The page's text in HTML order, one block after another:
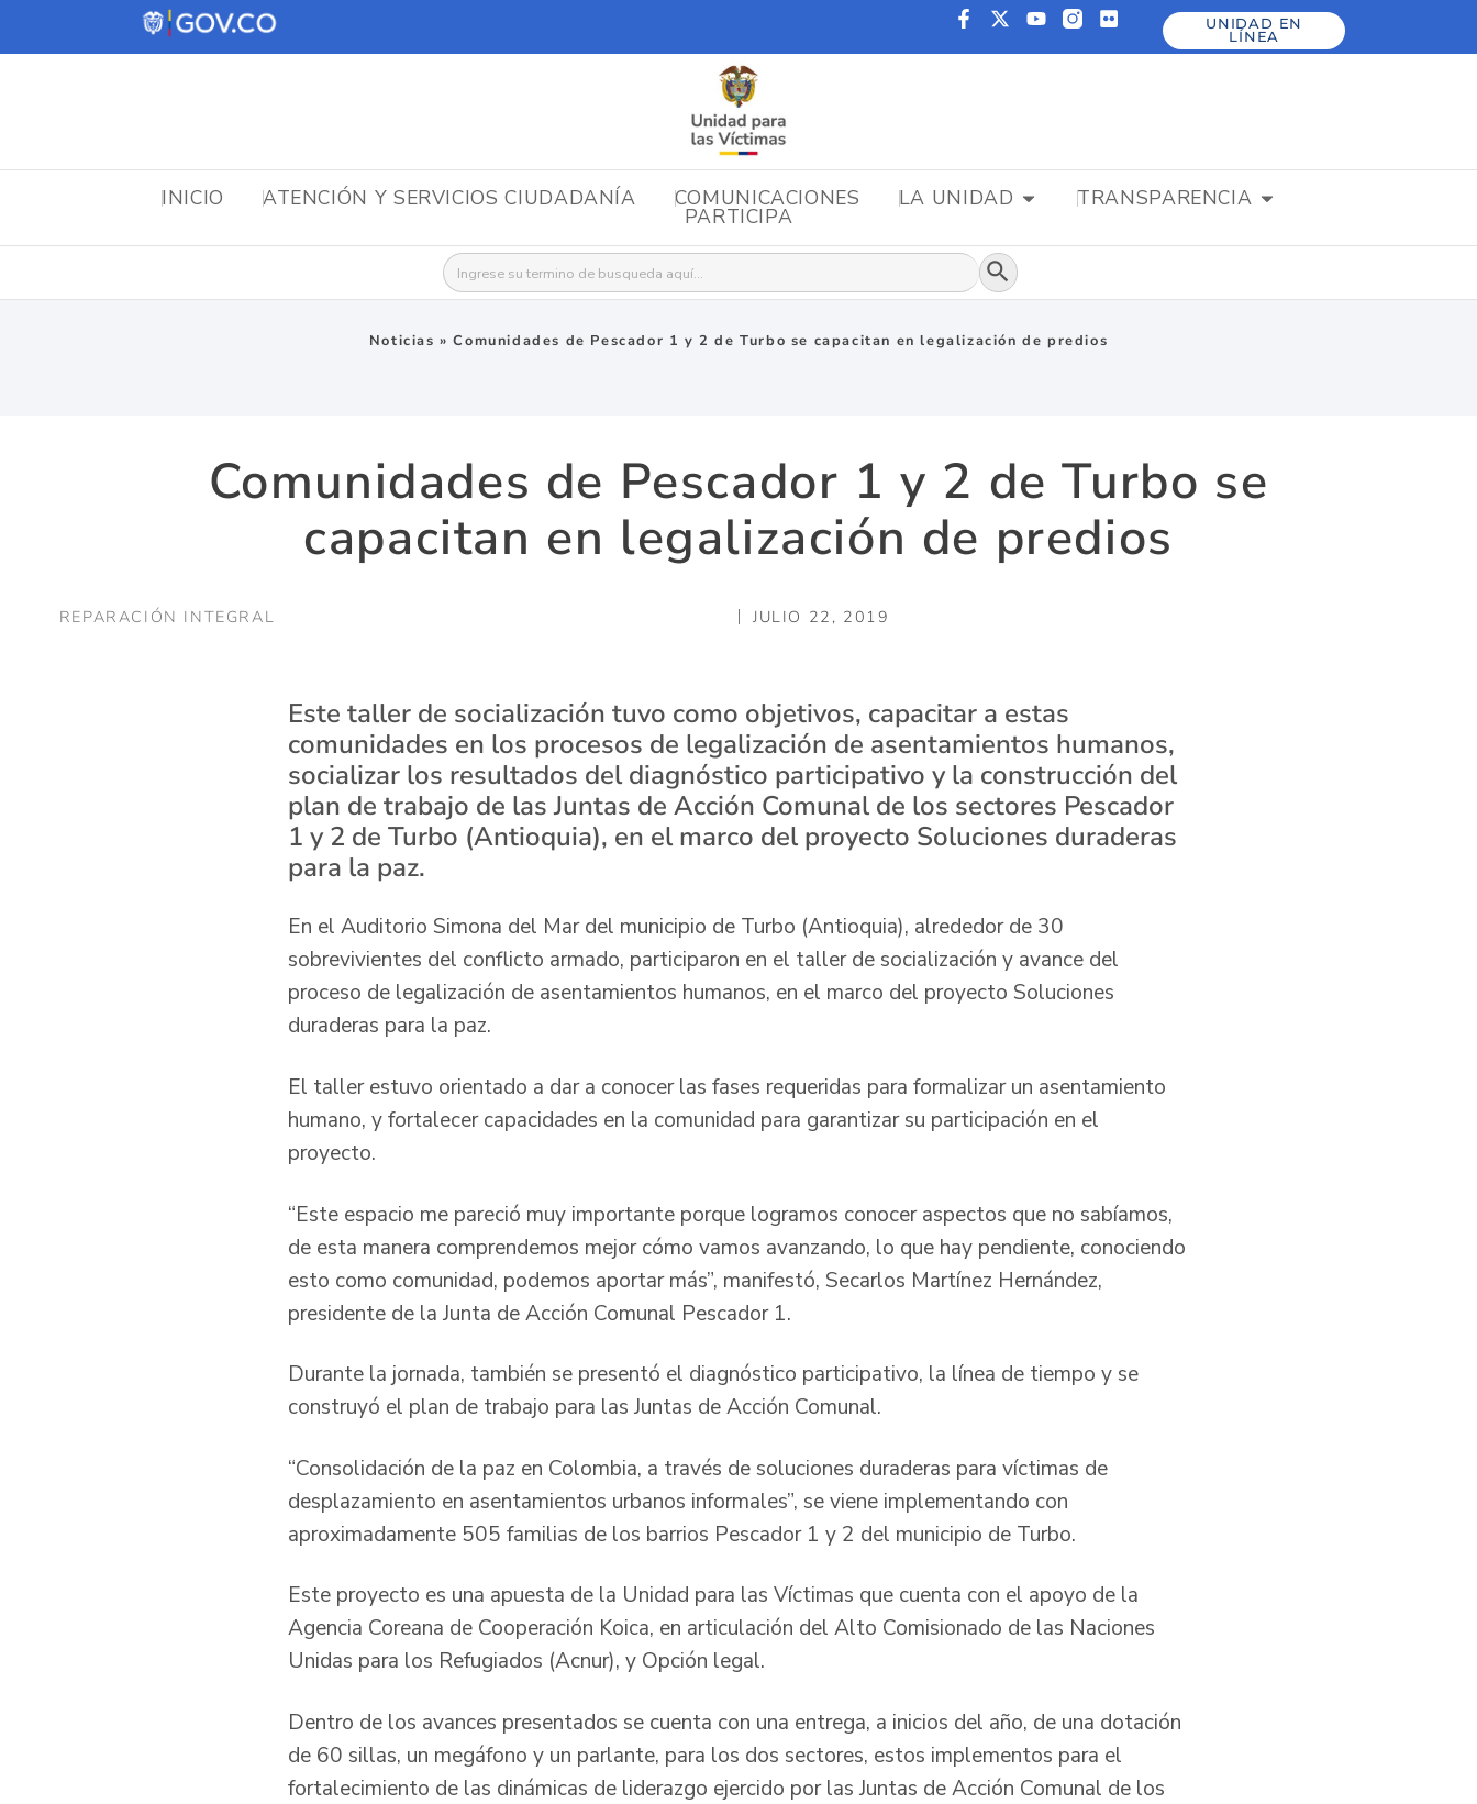
UNIDAD EN
LÍNEA
INICIO ATENCIÓN Y SERVICIOS CIUDADANÍA COMUNICACIONES LA UNIDAD TRANSPARENCIA
PARTICIPA
Buscar: Botón de búsqueda
Noticias »Comunidades de Pescador 1 y 2 de Turbo se capacitan en legalización de predios
Comunidades de Pescador 1 y 2 de Turbo se
capacitan en legalización de predios
REPARACIÓN INTEGRAL JULIO 22, 2019
Este taller de socialización tuvo como objetivos, capacitar a estas
comunidades en los procesos de legalización de asentamientos humanos,
socializar los resultados del diagnóstico participativo y la construcción del
plan de trabajo de las Juntas de Acción Comunal de los sectores Pescador
1 y 2 de Turbo (Antioquia), en el marco del proyecto Soluciones duraderas
para la paz.
En el Auditorio Simona del Mar del municipio de Turbo (Antioquia), alrededor de 30
sobrevivientes del conflicto armado, participaron en el taller de socialización y avance del
proceso de legalización de asentamientos humanos, en el marco del proyecto Soluciones
duraderas para la paz.
El taller estuvo orientado a dar a conocer las fases requeridas para formalizar un asentamiento
humano, y fortalecer capacidades en la comunidad para garantizar su participación en el
proyecto.
“Este espacio me pareció muy importante porque logramos conocer aspectos que no sabíamos,
de esta manera comprendemos mejor cómo vamos avanzando, lo que hay pendiente, conociendo
esto como comunidad, podemos aportar más”, manifestó, Secarlos Martínez Hernández,
presidente de la Junta de Acción Comunal Pescador 1.
Durante la jornada, también se presentó el diagnóstico participativo, la línea de tiempo y se
construyó el plan de trabajo para las Juntas de Acción Comunal.
“Consolidación de la paz en Colombia, a través de soluciones duraderas para víctimas de
desplazamiento en asentamientos urbanos informales”, se viene implementando con
aproximadamente 505 familias de los barrios Pescador 1 y 2 del municipio de Turbo.
Este proyecto es una apuesta de la Unidad para las Víctimas que cuenta con el apoyo de la
Agencia Coreana de Cooperación Koica, en articulación del Alto Comisionado de las Naciones
Unidas para los Refugiados (Acnur), y Opción legal.
Dentro de los avances presentados se cuenta con una entrega, a inicios del año, de una dotación
de 60 sillas, un megáfono y un parlante, para los dos sectores, estos implementos para el
fortalecimiento de las dinámicas de liderazgo ejercido por las Juntas de Acción Comunal de los